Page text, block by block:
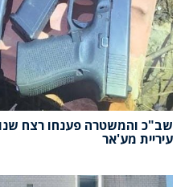
שב"כ והמשטרה פענחו רצח
עיריית מע'אר